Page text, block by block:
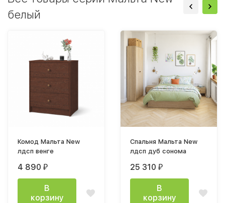
белый
Комод Мальта New
лдсп венге
4 890 ₽
В
корзину
Спальня Мальта New
лдсп дуб сонома
25 310 ₽
В
корзину